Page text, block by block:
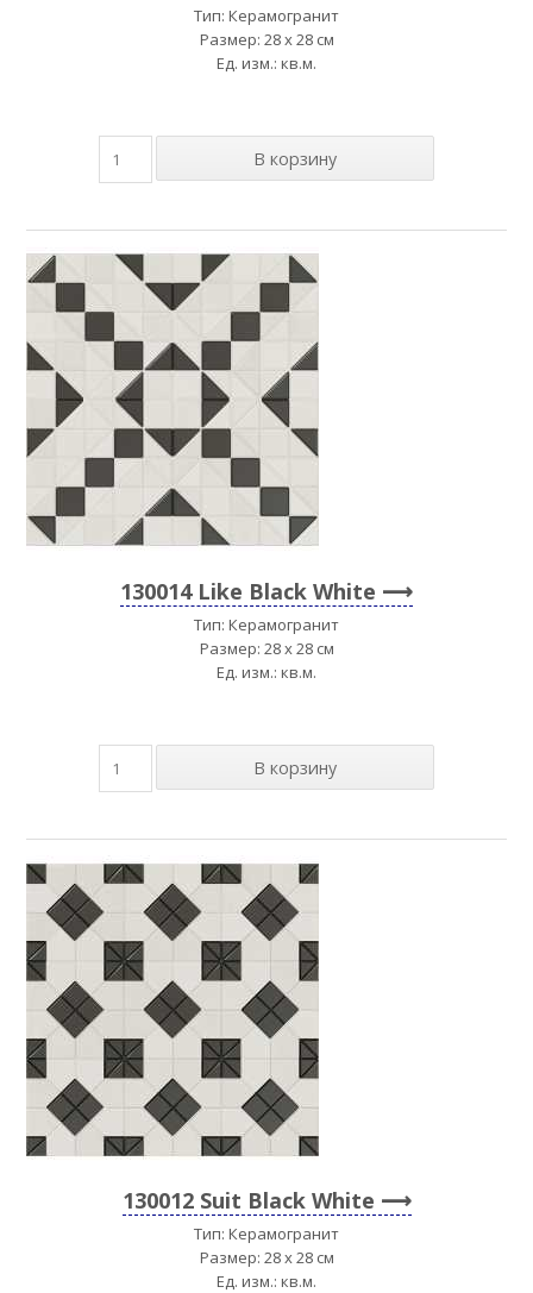
Тип: Керамогранит
Размер: 28 x 28 см
Ед. изм.: кв.м.
130014 Like Black White
Тип: Керамогранит
Размер: 28 x 28 см
Ед. изм.: кв.м.
130012 Suit Black White
Тип: Керамогранит
Размер: 28 x 28 см
Ед. изм.: кв.м.